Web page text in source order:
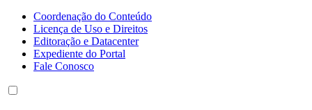
Coordenação do Conteúdo
Licença de Uso e Direitos
Editoração e Datacenter
Expediente do Portal
Fale Conosco